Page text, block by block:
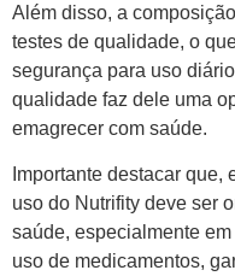
Além disso, a
testes de qualidade, o
segurança para uso
qualidade faz dele uma
emagrecer com saúde.
Importante destacar
uso do Nutrifity deve ser
saúde, especialmente
uso de medicamentos,